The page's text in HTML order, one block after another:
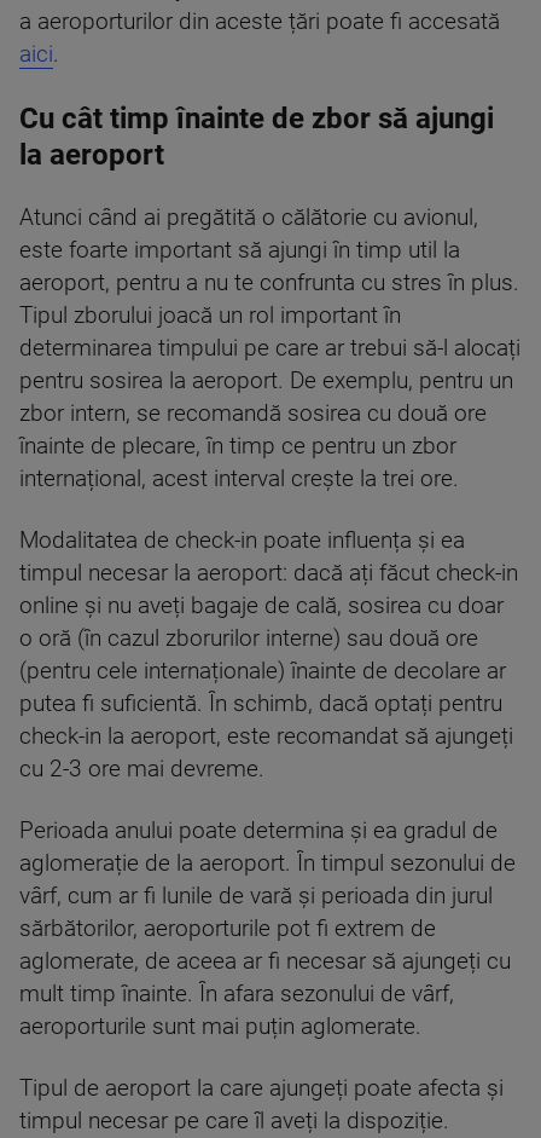
a aeroporturilor din aceste țări poate fi accesată
aici.
Cu cât timp înainte de zbor să ajungi
la aeroport
Atunci când ai pregătită o călătorie cu avionul,
este foarte important să ajungi în timp util la
aeroport, pentru a nu te confrunta cu stres în plus.
Tipul zborului joacă un rol important în
determinarea timpului pe care ar trebui să-l alocați
pentru sosirea la aeroport. De exemplu, pentru un
zbor intern, se recomandă sosirea cu două ore
înainte de plecare, în timp ce pentru un zbor
internațional, acest interval crește la trei ore.
Modalitatea de check-in poate influența și ea
timpul necesar la aeroport: dacă ați făcut check-in
online și nu aveți bagaje de cală, sosirea cu doar
o oră (în cazul zborurilor interne) sau două ore
(pentru cele internaționale) înainte de decolare ar
putea fi suficientă. În schimb, dacă optați pentru
check-in la aeroport, este recomandat să ajungeți
cu 2-3 ore mai devreme.
Perioada anului poate determina și ea gradul de
aglomerație de la aeroport. În timpul sezonului de
vârf, cum ar fi lunile de vară și perioada din jurul
sărbătorilor, aeroporturile pot fi extrem de
aglomerate, de aceea ar fi necesar să ajungeți cu
mult timp înainte. În afara sezonului de vârf,
aeroporturile sunt mai puțin aglomerate.
Tipul de aeroport la care ajungeți poate afecta și
timpul necesar pe care îl aveți la dispoziție.